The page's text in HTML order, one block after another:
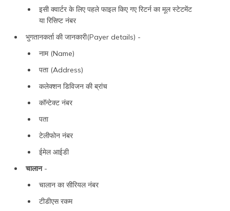
इसी क्वार्टर के लिए पहले फाइल किए गए रिटर्न का मूल स्टेटमेंट
या रिसिप्ट नंबर
भुगतानकर्ता की जानकारी(Payer details) -
नाम (Name)
पता (Address)
कलेक्शन डिविजन की ब्रांच
कॉन्टेक्ट नंबर
पता
टेलीफोन नंबर
ईमेल आईडी
चालान -
चालान का सीरियल नंबर
टीडीएस रकम